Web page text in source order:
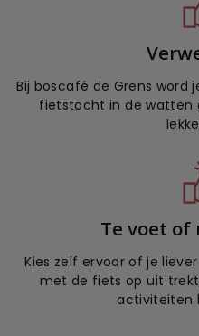
Bij boscafé de Grens word
fietstocht in de watten
Te voet
Kies zelf ervoor of je
met de fiets op uit
activiteiten